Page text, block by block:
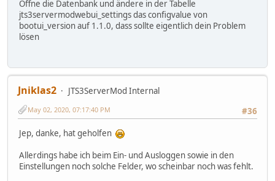
Öffne die Datenbank und ändere in der Tabelle
jts3servermodwebui_settings das configvalue von
bootui_version auf 1.1.0, dass sollte eigentlich dein Problem
lösen
Jniklas2
JTS3ServerMod Internal
#36
May 02, 2020, 07:17:40 PM
Jep, danke, hat geholfen
Allerdings habe ich beim Ein- und Ausloggen sowie in den
Einstellungen noch solche Felder, wo scheinbar noch was fehlt.